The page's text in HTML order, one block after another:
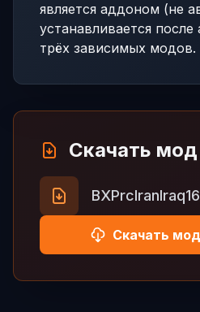
является аддоном (не
устанавливается
трёх зависимых модов.
Скачать мод
Скачать